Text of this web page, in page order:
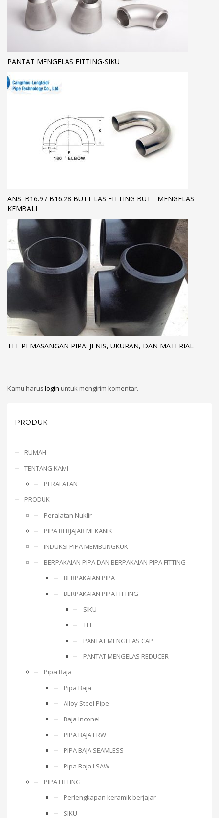
PANTAT MENGELAS FITTING-SIKU
ANSI B16.9 / B16.28 BUTT LAS FITTING BUTT MENGELAS
KEMBALI
TEE PEMASANGAN PIPA: JENIS, UKURAN, DAN MATERIAL
Kamu harus login untuk mengirim komentar.
PRODUK
RUMAH
TENTANG KAMI
PERALATAN
PRODUK
Peralatan Nuklir
PIPA BERJAJAR MEKANIK
INDUKSI PIPA MEMBUNGKUK
BERPAKAIAN PIPA DAN BERPAKAIAN PIPA FITTING
BERPAKAIAN PIPA
BERPAKAIAN PIPA FITTING
SIKU
TEE
PANTAT MENGELAS CAP
PANTAT MENGELAS REDUCER
Pipa Baja
Pipa Baja
Alloy Steel Pipe
Baja Inconel
PIPA BAJA ERW
PIPA BAJA SEAMLESS
Pipa Baja LSAW
PIPA FITTING
Perlengkapan keramik berjajar
SIKU